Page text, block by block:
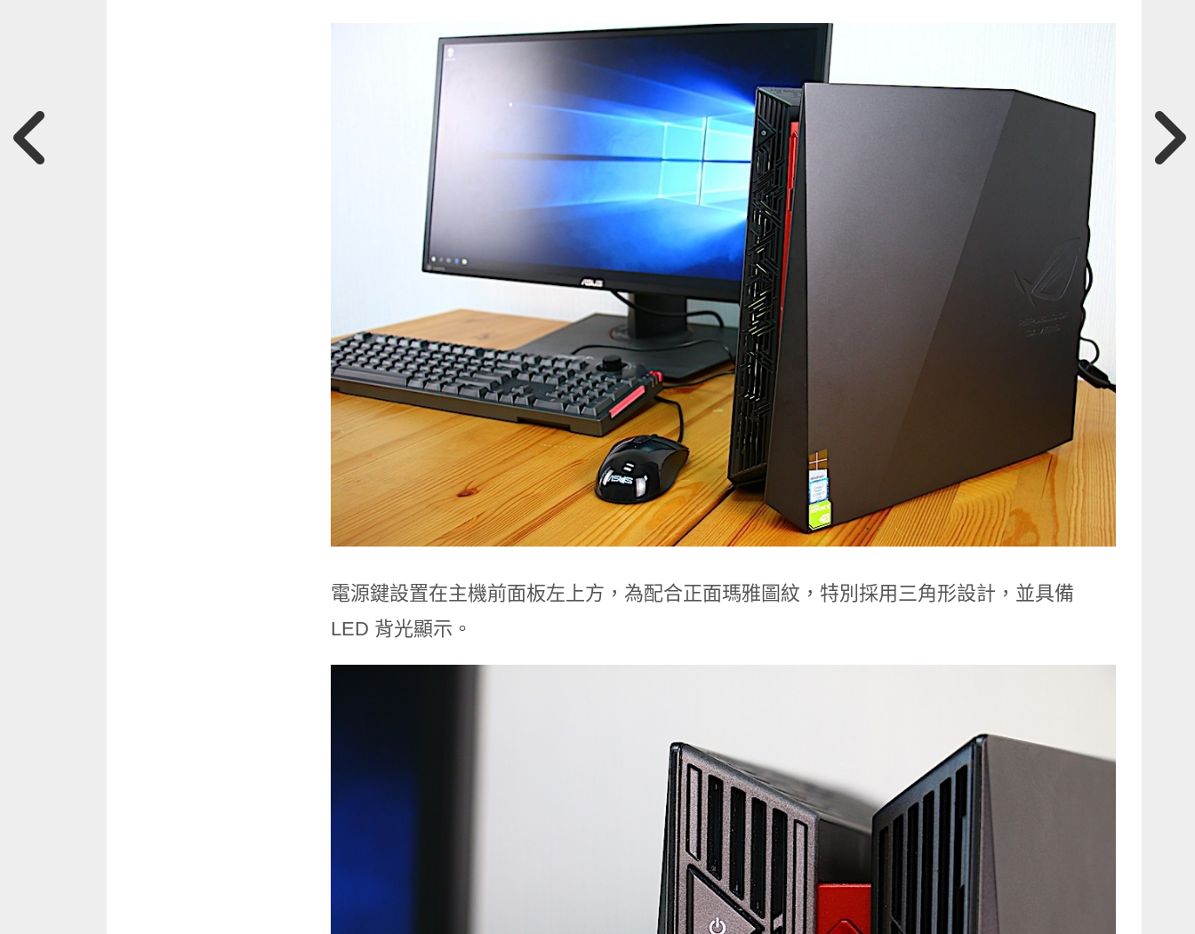
電源鍵設置在主機前面板左上方，為配合正面瑪雅圖紋，特別採用三角形設計，並具備
LED 背光顯示。